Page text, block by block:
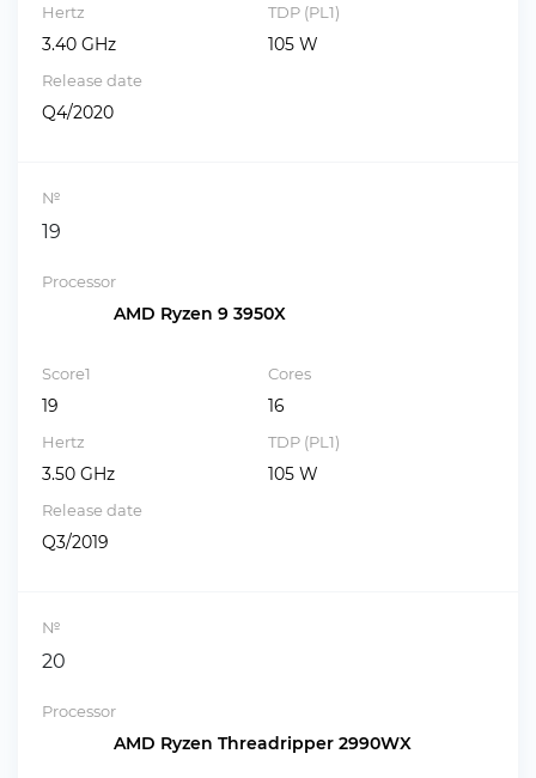
Hertz
3.40 GHz
TDP (PL1)
105 W
Release date
Q4/2020
№
19
Processor
AMD Ryzen 9 3950X
Score1
19
Cores
16
Hertz
3.50 GHz
TDP (PL1)
105 W
Release date
Q3/2019
№
20
Processor
AMD Ryzen Threadripper 2990WX